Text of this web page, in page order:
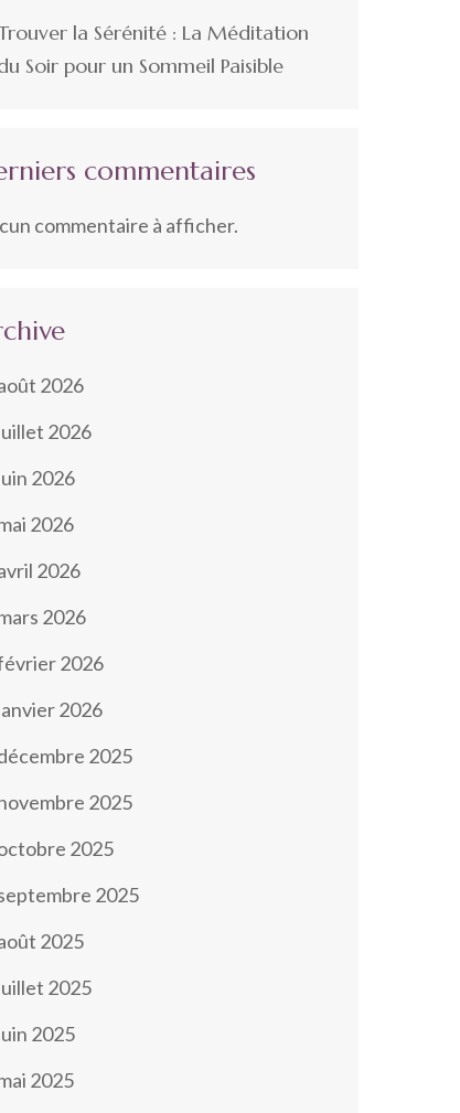
la Sérénité : La Méditation
Soir pour un Sommeil Paisible
commentaires
commentaire à afficher.
2026
2026
2026
2026
2026
2026
2026
2026
2025
2025
2025
2025
2025
2025
2025
2025